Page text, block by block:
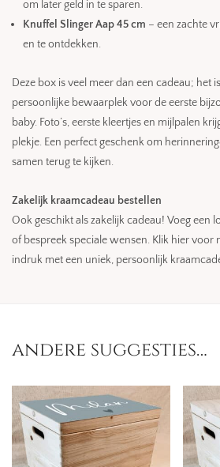
om later geld in te sparen.
Knuffel Slinger Aap 45 cm – een zachte
en te ontdekken.
Deze box is veel meer dan een cadeau; het
persoonlijke bewaarplek voor de eerste
baby. Foto’s, eerste kleertjes en mijlpalen
plekje. Een perfect geschenk om
samen terug te kijken.
Zakelijk kraamcadeau bestellen
Ook geschikt als zakelijk cadeau! Voeg een
of bespreek speciale wensen. Klik hier voor
indruk met een uniek, persoonlijk
andere suggesties…